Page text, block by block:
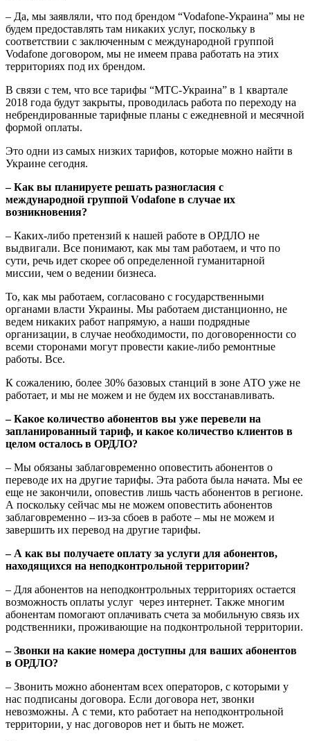
– Да, мы заявляли, что под брендом “Vodafone-Украина” мы не
будем предоставлять там никаких услуг, поскольку в
соответствии с заключенным с международной группой
Vodafone договором, мы не имеем права работать на этих
территориях под их брендом.
В связи с тем, что все тарифы “МТС-Украина” в 1 квартале
2018 года будут закрыты, проводилась работа по переходу на
небрендированные тарифные планы с ежедневной и месячной
формой оплаты.
Это одни из самых низких тарифов, которые можно найти в
Украине сегодня.
– Как вы планируете решать разногласия с
международной группой Vodafone в случае их
возникновения?
– Каких-либо претензий к нашей работе в ОРДЛО не
выдвигали. Все понимают, как мы там работаем, и что по
сути, речь идет скорее об определенной гуманитарной
миссии, чем о ведении бизнеса.
То, как мы работаем, согласовано с государственными
органами власти Украины. Мы работаем дистанционно, не
ведем никаких работ напрямую, а наши подрядные
организации, в случае необходимости, по договоренности со
всеми сторонами могут провести какие-либо ремонтные
работы. Все.
К сожалению, более 30% базовых станций в зоне АТО уже не
работает, и мы не можем и не будем их восстанавливать.
– Какое количество абонентов вы уже перевели на
запланированный тариф, и какое количество клиентов в
целом осталось в ОРДЛО?
– Мы обязаны заблаговременно оповестить абонентов о
переводе их на другие тарифы. Эта работа была начата. Мы ее
еще не закончили, оповестив лишь часть абонентов в регионе.
А поскольку сейчас мы не можем оповестить абонентов
заблаговременно – из-за сбоев в работе – мы не можем и
завершить их перевод на другие тарифы.
– А как вы получаете оплату за услуги для абонентов,
находящихся на неподконтрольной территории?
– Для абонентов на неподконтрольных территориях остается
возможность оплаты услуг через интернет. Также многим
абонентам помогают оплачивать счета за мобильную связь их
родственники, проживающие на подконтрольной территории.
– Звонки на какие номера доступны для ваших абонентов
в ОРДЛО?
– Звонить можно абонентам всех операторов, с которыми у
нас подписаны договора. Если договора нет, звонки
невозможны. А с теми, кто работает на неподконтрольной
территории, у нас договоров нет и быть не может.